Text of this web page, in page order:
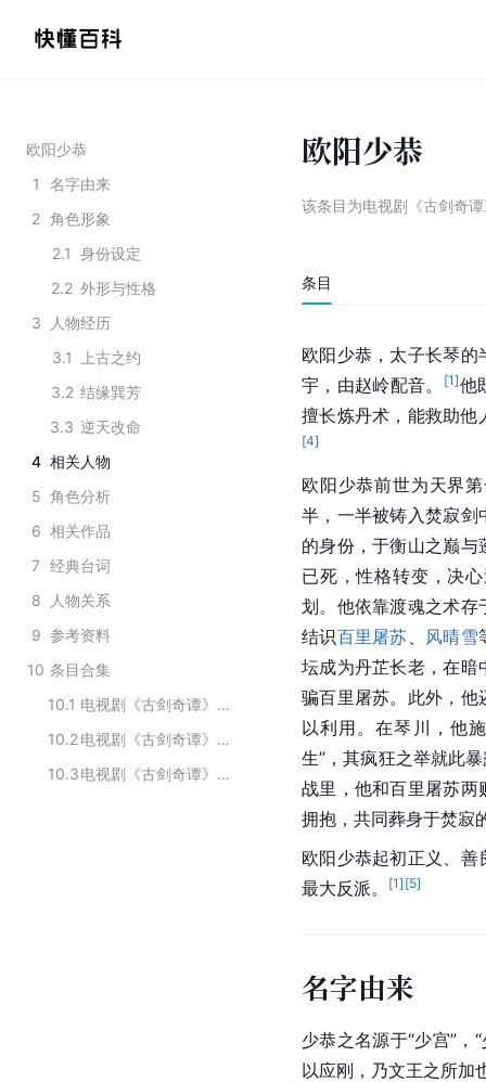
欧阳少恭
1
名字由来
2 角色形象
2.1 身份设定
2.2 外形与性格
3
人物经历
3.1
上古之约
3.2 结缘巽芳
3.3 逆天改命
4 相关人物
5 角色分析
6 相关作品
7 经典台词
8
人物关系
9 参考资料
10 条目合集
10.1
电视剧《古剑奇谭》中的人物角色
10.2
电视剧《古剑奇谭》中的角色
10.3
电视剧《古剑奇谭》中的主要人物
欧阳少恭
该条目为电视剧《古剑奇
条目
欧阳少恭，太子长琴
宇，由赵岭配音。
[1]他
擅长炼丹术，能救助他
[4]
欧阳少恭前世为天界
半，一半被铸入焚寂剑
的身份，于衡山之巅与
已死，性格转变，决
划。他依靠渡魂之术存
结识百里屠苏 风晴雪
坛成为丹芷长老，在暗
骗百里屠苏。此外，
以利用。在琴川，他
生”，其疯狂之举就此
战里，他和百里屠苏
拥抱，共同葬身于焚寂
欧阳少恭起初正义、
最大反派。
[1] [5]
名字由来
少恭之名源于“少宫”，
以应刚，乃文王之所加